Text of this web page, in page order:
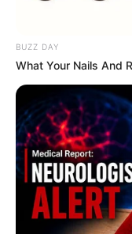
Tua Casa
BUZZ DAY
What Your Nails And